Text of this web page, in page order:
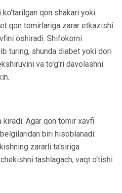
ko'tarilgan qon shakari yoki
qon tomirlariga zarar etkazishi
oshiradi. Shifokorni
turing, shunda diabet yoki dori
va to'g'ri davolashni
Agar qon tomir xavfi
biri hisoblanadi.
zararli ta'siriga
tashlagach, vaqt o'tishi